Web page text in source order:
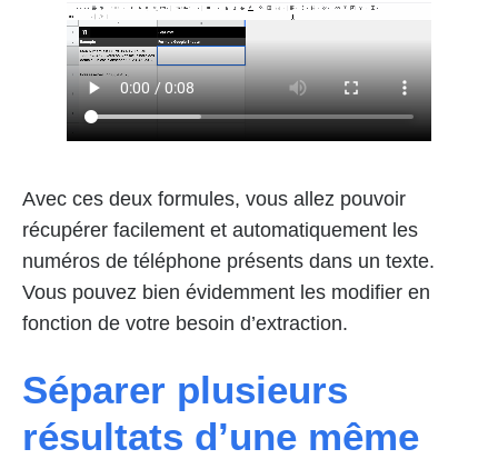
Avec ces deux formules, vous allez pouvoir
récupérer facilement et automatiquement les
numéros de téléphone présents dans un texte.
Vous pouvez bien évidemment les modifier en
fonction de votre besoin d’extraction.
Séparer plusieurs
résultats d’une même